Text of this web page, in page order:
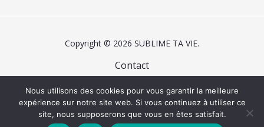
Copyright © 2026 SUBLIME TA VIE.
Contact
Plan du site
Politique de confidentialité
Nous utilisons des cookies pour vous garantir la meilleure
expérience sur notre site web. Si vous continuez à utiliser ce
site, nous supposerons que vous en êtes satisfait.